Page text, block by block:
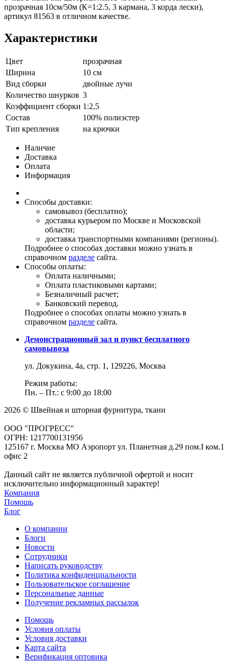
прозрачная 10см/50м (К=1:2.5, 3 кармана, 3 корда лески),
артикул 81563 в отличном качестве.
Характеристики
Цвет
прозрачная
Ширина
10 см
Вид сборки
двойные лучи
Количество шнурков 3
Коэффициент сборки 1:2,5
Состав
100% полиэстер
Тип крепления
на крючки
Наличие
Доставка
Оплата
Информация
Способы доставки:
самовывоз (бесплатно);
доставка курьером по Москве и Московской
области;
доставка транспортными компаниями (регионы).
Подробнее о способах доставки можно узнать в
справочном разделе сайта.
Способы оплаты:
Оплата наличными;
Оплата пластиковыми картами;
Безналичный расчет;
Банковский перевод.
Подробнее о способах оплаты можно узнать в
справочном разделе сайта.
Демонстрационный зал и пункт бесплатного
самовывоза
ул. Докукина, 4а, стр. 1, 129226, Москва
Режим работы:
Пн. – Пт.: с 9:00 до 18:00
2026 © Швейная и шторная фурнитура, ткани
ООО "ПРОГРЕСС"
ОГРН: 1217700131956
125167 г. Москва МО Аэропорт ул. Планетная д.29 пом.I ком.1
офис 2
Данный сайт не является публичной офертой и носит
исключительно информационный характер!
Компания
Помощь
Блог
О компании
Блоги
Новости
Сотрудники
Написать руководству
Политика конфиденциальности
Пользовательское соглашение
Персональные данные
Получение рекламных рассылок
Помощь
Условия оплаты
Условия доставки
Карта сайта
Верификация оптовика